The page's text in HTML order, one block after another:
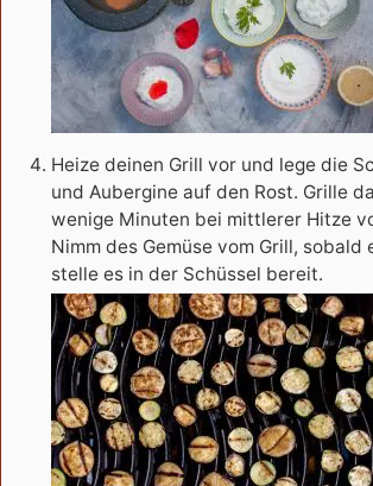
Heize deinen Grill vor und lege die
und Aubergine auf den Rost. Grille
wenige Minuten bei mittlerer Hitze
Nimm des Gemüse vom Grill, sobald
stelle es in der Schüssel bereit.